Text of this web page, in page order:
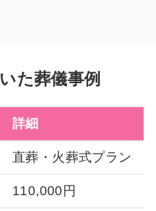
た葬儀事例
詳細
直葬・火葬式プラン
110,000円